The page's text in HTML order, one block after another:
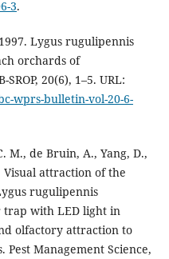
3.
Lygus rugulipennis
orchards of
20(6), 1–5. URL:
wprs-bulletin-vol-20-6-
M., de Bruin, A., Yang, D.,
Visual attraction of the
rugulipennis
with LED light in
olfactory attraction to
Pest Management Science,